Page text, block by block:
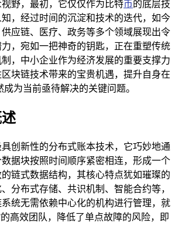
野，最初，它仅仅作为比特币的底层技
，经过时间的沉淀和技术的迭代，如今
应链、医疗、政务等多个领域展现出令
，宛如一把神奇的钥匙，正在重塑传统
，中小企业作为经济发展的重要支撑力
块链技术带来的宝贵机遇，提升自身在
为当前亟待解决的关键问题。
创新性的分布式账本技术，它巧妙地通
据块按照时间顺序紧密相连，形成一个
链式数据结构，其核心特点犹如璀璨的
分布式存储、共识机制、智能合约等，
统无需依赖中心化的机构进行管理，就
高效团队，降低了单点故障的风险，即